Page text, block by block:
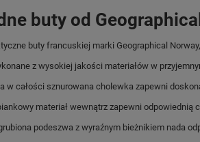
buty od
buty francuskiej marki Geographical
z wysokiej jakości materiałów w
w całości sznurowana cholewka zapewni
materiał wewnątrz zapewni odpowiednią
podeszwa z wyraźnym bieżnikiem nada